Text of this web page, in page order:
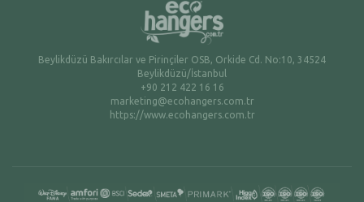
Beylikdüzü Bakırcılar ve Pirinçiler OSB, Orkide Cd. No:10, 34524
Beylikdüzü/İstanbul
+90 212 422 16 16
marketing@ecohangers.com.tr
https://www.ecohangers.com.tr